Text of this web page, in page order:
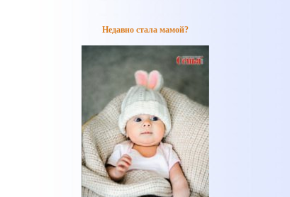
Недавно стала мамой?